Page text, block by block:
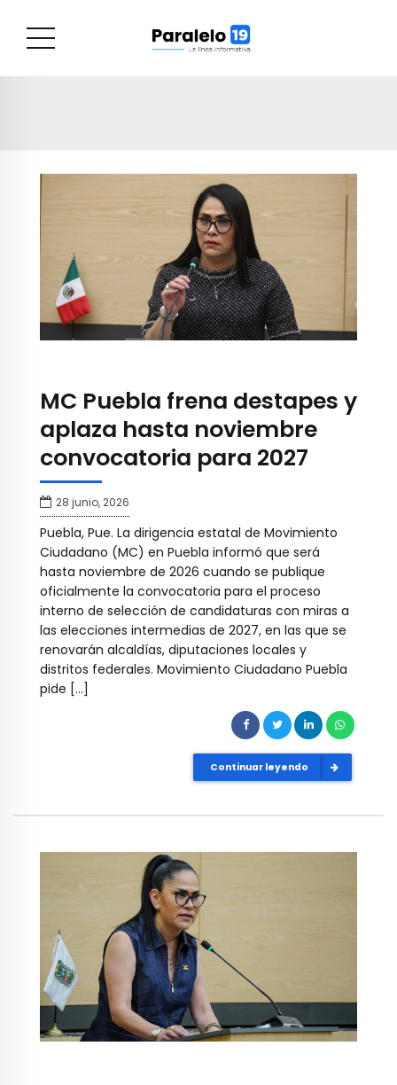
MC Puebla frena destapes y
aplaza hasta noviembre
convocatoria para 2027
28 junio, 2026
Puebla, Pue. La dirigencia estatal de Movimiento
Ciudadano (MC) en Puebla informó que será
hasta noviembre de 2026 cuando se publique
oficialmente la convocatoria para el proceso
interno de selección de candidaturas con miras a
las elecciones intermedias de 2027, en las que se
renovarán alcaldías, diputaciones locales y
distritos federales. Movimiento Ciudadano Puebla
pide […]
Continuar leyendo